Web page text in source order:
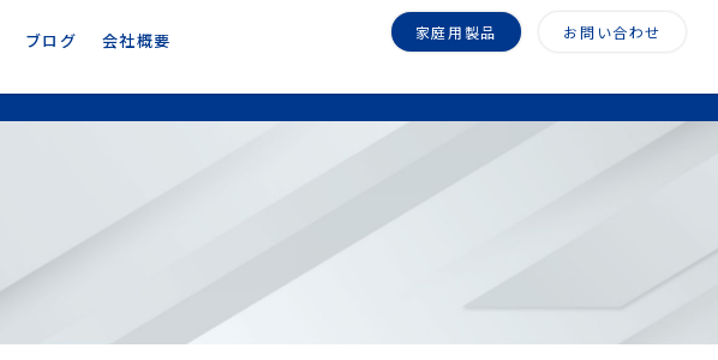
ブログ 会社概要 家庭用製品 お問い合わせ